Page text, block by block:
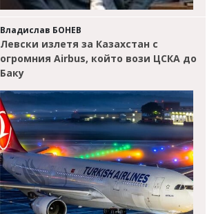
Владислав БОНЕВ
Левски излетя за Казахстан с
огромния Airbus, който вози ЦСКА до
Баку